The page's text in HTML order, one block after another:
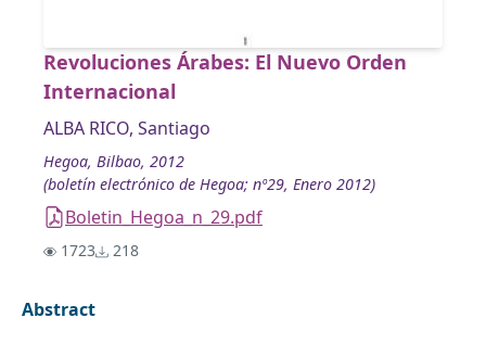
Revoluciones Árabes: El Nuevo Orden
Internacional
ALBA RICO, Santiago
Hegoa, Bilbao, 2012
(boletín electrónico de Hegoa; nº29, Enero 2012)
Boletin_Hegoa_n_29.pdf
1723 218
Abstract